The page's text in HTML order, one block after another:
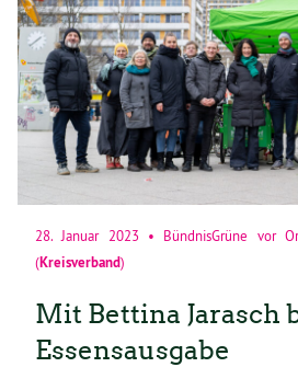
28. Januar 2023 • BündnisGrüne vor
(Kreisverband)
Mit Bettina Jarasch
Essensausgabe